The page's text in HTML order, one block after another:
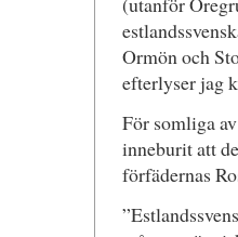
Ormön och
efterlyser jag
För somliga
inneburit att
förfädernas